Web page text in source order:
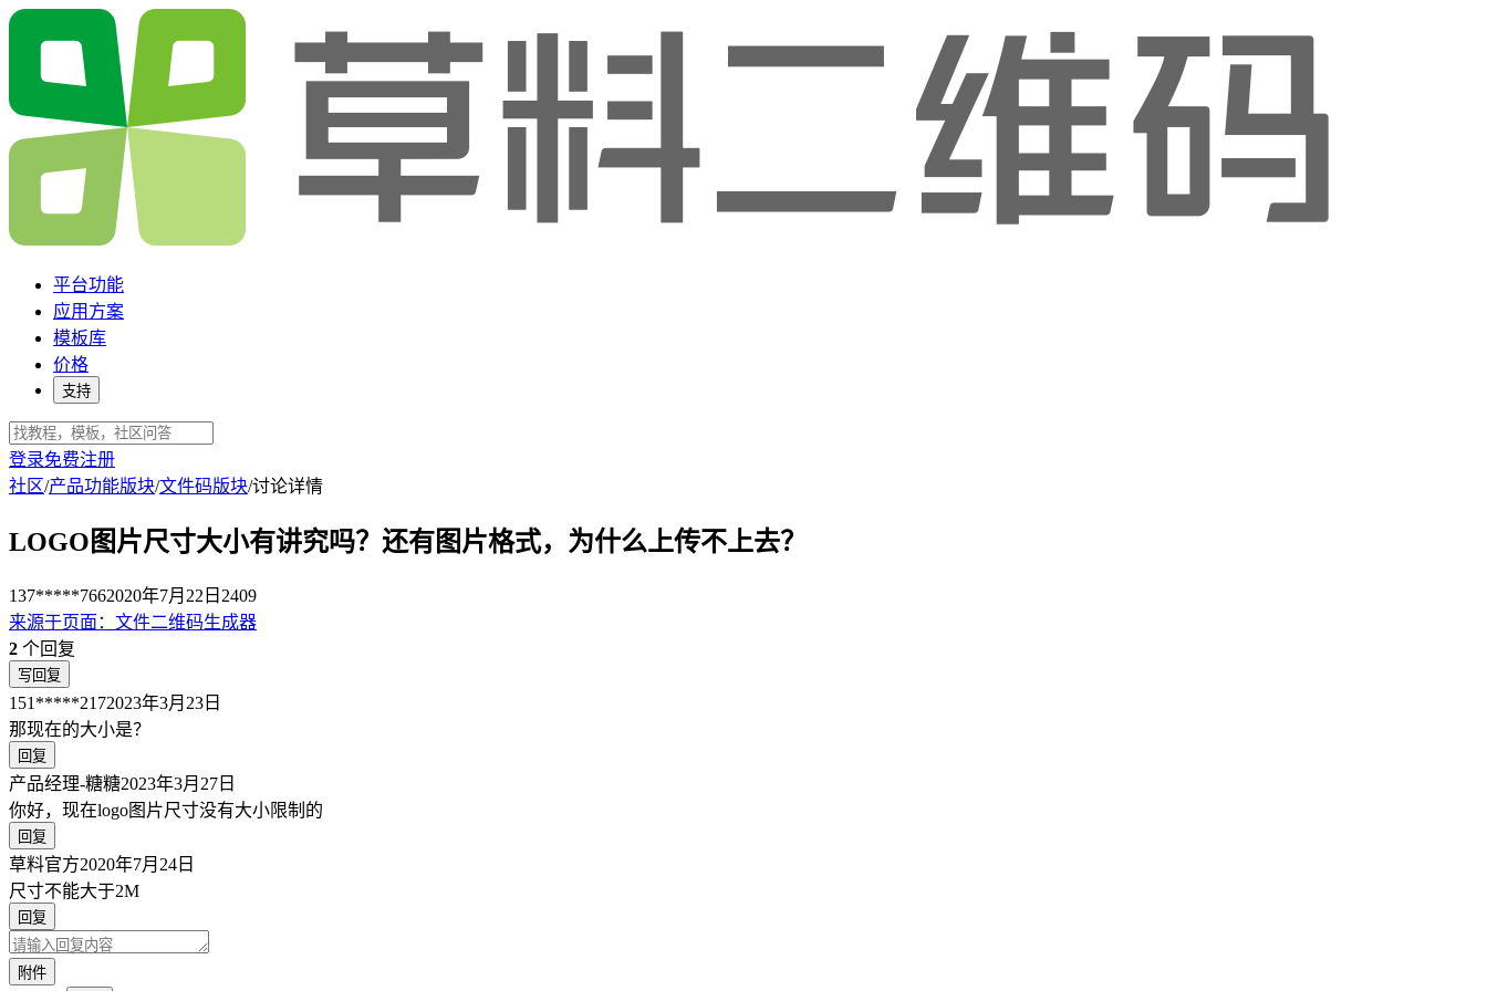
平台功能
应用方案
模板库
价格
支持
登录免费注册
社区/产品功能版块/文件码版块/讨论详情
LOGO图片尺寸大小有讲究吗？还有图片格式，为什么上传不上去？
137*****7662020年7月22日 2409
来源于页面 ： 文件二维码生成器
2 个回复
写回复
151*****2172023年3月23日
那现在的大小是？
回复
产品经理-糖糖2023年3月27日
你好，现在logo图片尺寸没有大小限制的
回复
草料官方2020年7月24日
尺寸不能大于2M
回复
附件